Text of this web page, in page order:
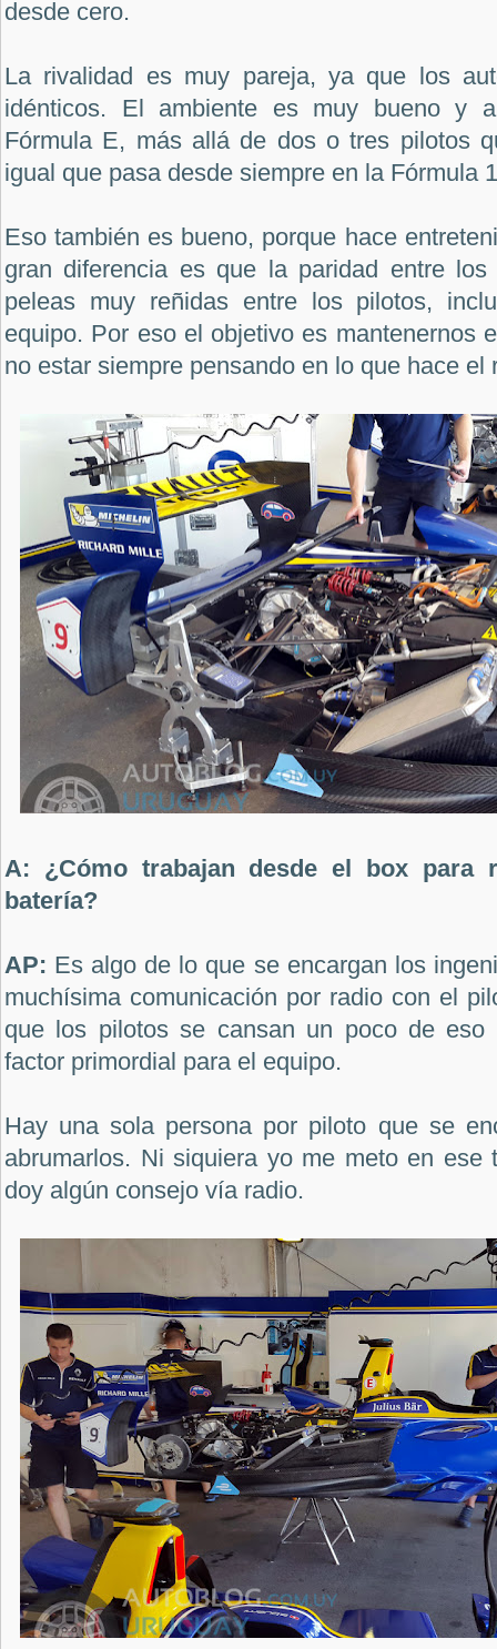
desde cero.
La rivalidad es muy pareja, ya que los
idénticos. El ambiente es muy bueno y
Fórmula E, más allá de dos o tres pilotos
igual que pasa desde siempre en la Fórmula
Eso también es bueno, porque hace
gran diferencia es que la paridad entre
peleas muy reñidas entre los pilotos,
equipo. Por eso el objetivo es mantenernos
no estar siempre pensando en lo que hace el
A: ¿Cómo trabajan desde el box para
batería?
AP: Es algo de lo que se encargan los
muchísima comunicación por radio con el
que los pilotos se cansan un poco de eso
factor primordial para el equipo.
Hay una sola persona por piloto que se
abrumarlos. Ni siquiera yo me meto en ese
doy algún consejo vía radio.